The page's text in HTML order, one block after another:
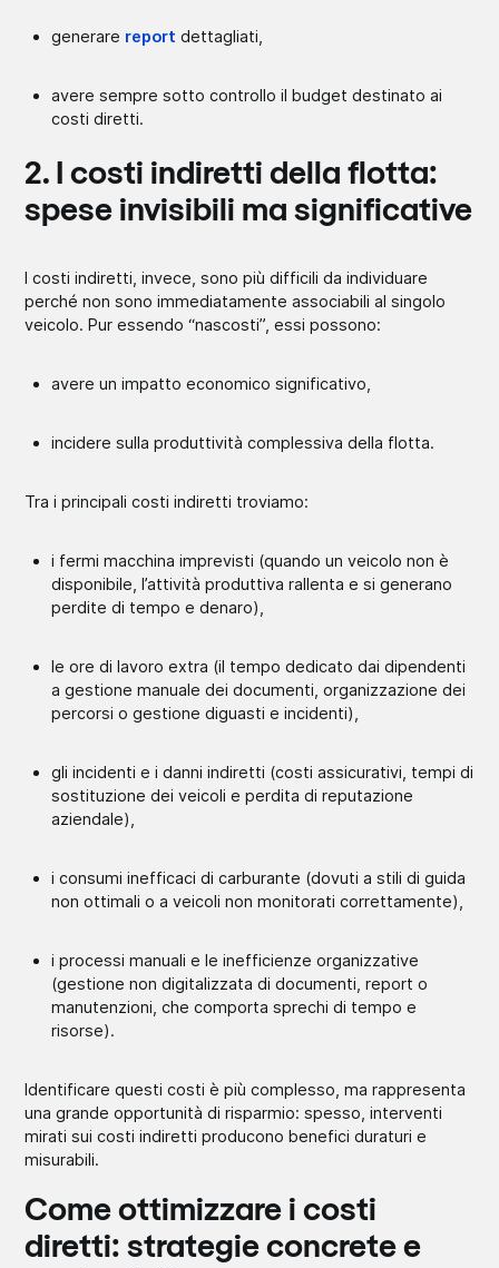
generare reportdettagliati,
avere sempre sotto controllo il budget destinato ai
costi diretti.
2. I costi indiretti della flotta:
spese invisibili ma significative
I costi indiretti, invece, sono più difficili da individuare
perché non sono immediatamente associabili al singolo
veicolo. Pur essendo “nascosti”, essi possono:
avere un impatto economico significativo,
incidere sulla produttività complessiva della flotta.
Tra i principali costi indiretti troviamo:
i fermi macchina imprevisti (quando un veicolo non è
disponibile, l’attività produttiva rallenta e si generano
perdite di tempo e denaro),
le ore di lavoro extra (il tempo dedicato dai dipendenti
a gestione manuale dei documenti, organizzazione dei
percorsi o gestione diguasti e incidenti),
gli incidenti e i danni indiretti (costi assicurativi, tempi di
sostituzione dei veicoli e perdita di reputazione
aziendale),
i consumi inefficaci di carburante (dovuti a stili di guida
non ottimali o a veicoli non monitorati correttamente),
i processi manuali e le inefficienze organizzative
(gestione non digitalizzata di documenti, report o
manutenzioni, che comporta sprechi di tempo e
risorse).
Identificare questi costi è più complesso, ma rappresenta
una grande opportunità di risparmio: spesso, interventi
mirati sui costi indiretti producono benefici duraturi e
misurabili.
Come ottimizzare i costi
diretti: strategie concrete e